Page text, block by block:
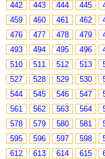
442
443 444 445
459
460 461 462
476
477 478 479
493
494 495 496
510
511 512 513
527
528 529 530
544
545 546 547
561
562 563 564
578
579 580 581
595
596 597 598
612
613 614 615